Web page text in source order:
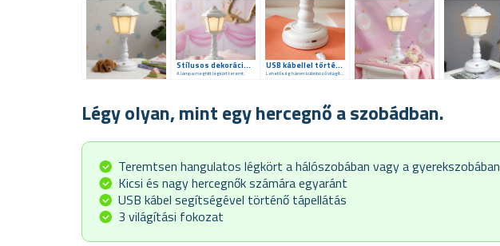
Stílusos dekoráció a belső térbe
A lámpa meghitt légkört teremt.
USB kábellel történő áramellátás
Lehetőség három különböző világítási árnyalat közötti váltásra
Légy olyan, mint egy hercegnő a szobádban.
Teremtsen hangulatos légkört a hálószobában vagy a gyerekszobában
Kicsi és nagy hercegnők számára egyaránt
USB kábel segítségével történő tápellátás
3 világítási fokozat